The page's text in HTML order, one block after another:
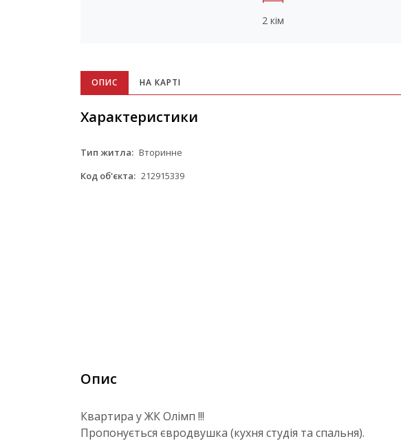
2 кім
ОПИС НА КАРТІ
Характеристики
Тип житла: Вторинне
Код об'єкта: 212915339
Опис
Квартира у ЖК Олімп !!!
Пропонується євродвушка (кухня студія та спальня).